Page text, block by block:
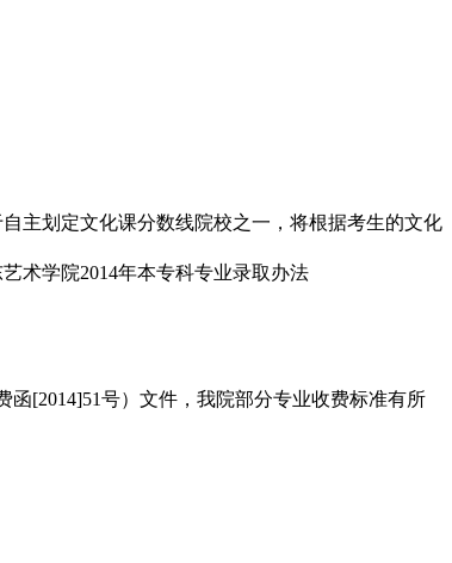
主划定文化课分数线院校之一，将根据考生的文化
[2014]51号）文件，我院部分专业收费标准有所